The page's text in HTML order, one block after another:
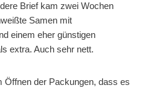
Brief kam zwei Wochen
Samen mit
einem eher günstigen
extra. Auch sehr nett.
Öffnen der Packungen, dass es